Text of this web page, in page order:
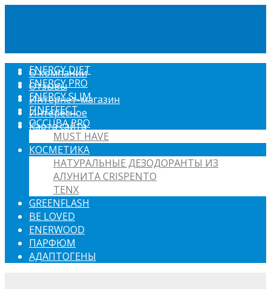
О компании
Отзывы
Интернет-магазин
Интересное
Карта сайта
ENERGY DIET
ENERGY PRO
ENERGY SLIM
FINEFFECT
OCCUBA PRO
MUST HAVE
КОСМЕТИКА
НАТУРАЛЬНЫЕ ДЕЗОДОРАНТЫ ИЗ
АЛУНИТА CRISPENTO
TENX
GREENFLASH
BE LOVED
ENERWOOD
ПАРФЮМ
АДАПТОГЕНЫ